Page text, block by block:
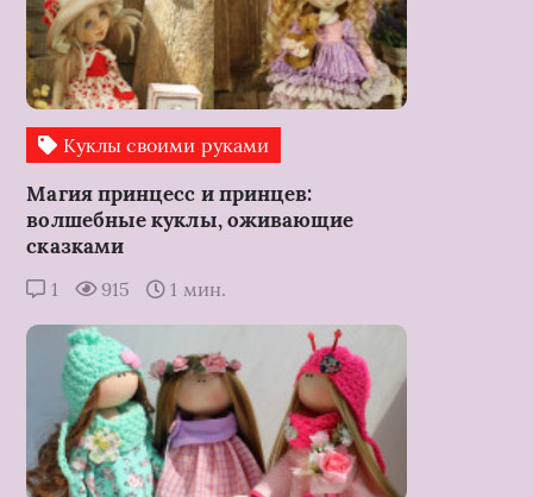
Куклы своими руками
Магия принцесс и принцев:
волшебные куклы, оживающие
сказками
1 915 1 мин.